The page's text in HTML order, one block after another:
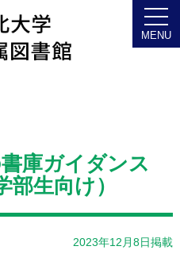
書庫ガイダンス
部生向け）
2023年12月8日掲載